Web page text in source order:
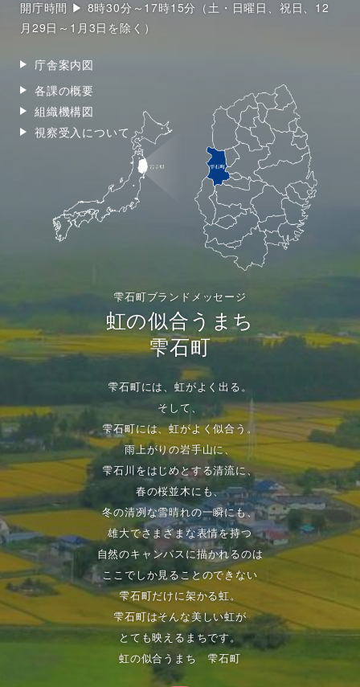
開庁時間 ▶ 8時30分～17時15分（土・日曜日、祝日、12
月29日～1月3日を除く）
庁舎案内図
各課の概要
組織機構図
視察受入について
雫石町ブランドメッセージ
虹の似合うまち
雫石町
雫石町には、虹がよく出る。
そして、
雫石町には、虹がよく似合う。
雨上がりの岩手山に、
雫石川をはじめとする清流に、
春の桜並木にも、
冬の清冽な雪晴れの一瞬にも、
雄大でさまざまな表情を持つ
自然のキャンパスに描かれるのは
ここでしか見ることのできない
雫石町だけに架かる虹。
雫石町はそんな美しい虹が
とても映えるまちです。
虹の似合うまち 雫石町